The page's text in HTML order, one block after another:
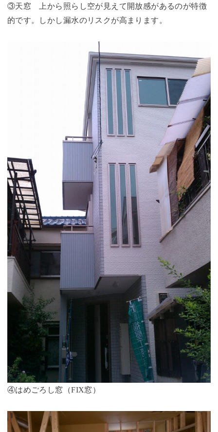
③天窓 上から照らし空が見えて開放感があるのが特徴
的です。しかし漏水のリスクが高まります。
④はめごろし窓（FIX窓）